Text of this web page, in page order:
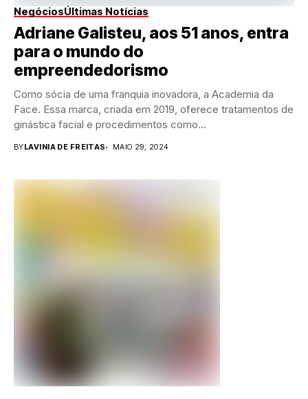
NegóciosÚltimas Notícias
Adriane Galisteu, aos 51 anos, entra
para o mundo do
empreendedorismo
Como sócia de uma franquia inovadora, a Academia da
Face. Essa marca, criada em 2019, oferece tratamentos de
ginástica facial e procedimentos como...
BYLAVINIA DE FREITAS MAIO 29, 2024